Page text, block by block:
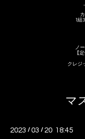
1組
ノ
【
クレジ
マ
2023 /03 / 20 18:45